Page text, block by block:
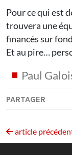
Pour ce qui est
trouvera une
financés sur
Et au pire…
Paul
PARTAGER
article